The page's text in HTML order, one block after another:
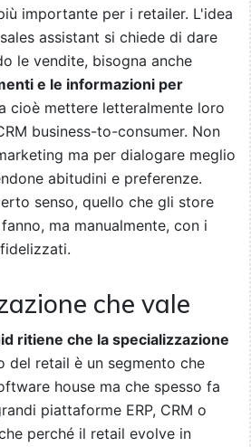
importante per i retailer. L'idea
assistant si chiede di dare
le vendite, bisogna anche
e le informazioni per
cioè mettere letteralmente loro
business-to-consumer. Non
ma per dialogare meglio
abitudini e preferenze.
senso, quello che gli store
ma manualmente, con i
che vale
ritiene che la specializzazione
del retail è un segmento che
house ma che spesso fa
piattaforme ERP, CRM o
perché il retail evolve in